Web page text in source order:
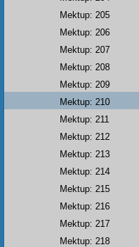
Mektup: 205
Mektup: 206
Mektup: 207
Mektup: 208
Mektup: 209
Mektup: 210
Mektup: 211
Mektup: 212
Mektup: 213
Mektup: 214
Mektup: 215
Mektup: 216
Mektup: 217
Mektup: 218